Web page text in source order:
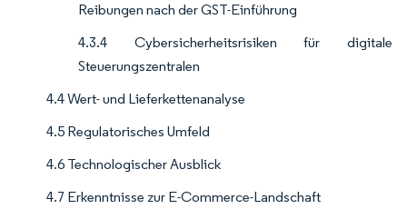
Reibungen nach der GST-Einführung
4.3.4 Cybersicherheitsrisiken für digitale
Steuerungszentralen
4.4 Wert- und Lieferkettenanalyse
4.5 Regulatorisches Umfeld
4.6 Technologischer Ausblick
4.7 Erkenntnisse zur E-Commerce-Landschaft